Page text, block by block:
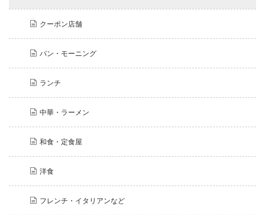
クーポン店舗
パン・モーニング
ランチ
中華・ラーメン
和食・定食屋
洋食
フレンチ・イタリアンなど